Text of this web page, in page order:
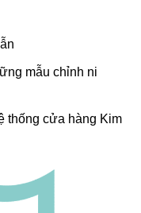
mẫu chỉnh ni
thống cửa hàng Kim